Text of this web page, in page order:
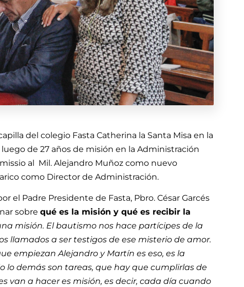
del colegio Fasta Catherina la Santa Misa en la
de 27 años de misión en la Administración
al Mil. Alejandro Muñoz como nuevo
como Director de Administración.
el Padre Presidente de Fasta, Pbro. César Garcés
sobre qué es la misión y qué es recibir la
misión. El bautismo nos hace partícipes de la
llamados a ser testigos de ese misterio de amor.
empiezan Alejandro y Martín es eso, es la
lo demás son tareas, que hay que cumplirlas de
van a hacer es misión, es decir, cada día cuando